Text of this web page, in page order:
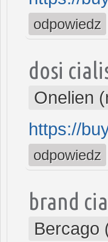
odpowiedz
dosi
Onelien
https://
odpowiedz
brand
Bercago